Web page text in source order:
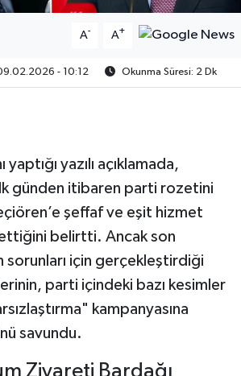
A- A+
- 10:12 Okunma Süresi: 2 Dk
yaptığı yazılı açıklamada,
günden itibaren parti rozetini
şeffaf ve eşit hizmet
belirtti. Ancak son
sorunları için gerçekleştirdiği
parti içindeki bazı kesimler
kampanyasına
savundu.
Ziyareti Bardağı